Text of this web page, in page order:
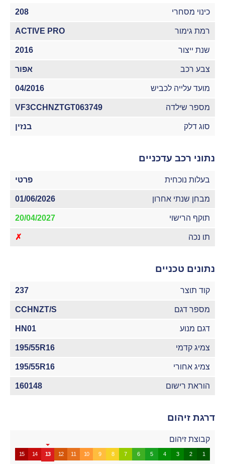
כינוי מסחרי 208
רמת גימור ACTIVE PRO
שנת ייצור 2016
צבע רכב אפור
מועד עלייה לכביש 04/2016
מספר שילדה VF3CCHNZTGT063749
סוג דלק בנזין
נתוני רכב עדכניים
בעלות נוכחית פרטי
מבחן שנתי אחרון 01/06/2026
תוקף הרישוי 20/04/2027
תו נכה ✗
נתונים טכניים
קוד תוצר 237
מספר דגם CCHNZT/S
דגם מנוע HN01
צמיג קדמי 195/55R16
צמיג אחורי 195/55R16
הוראת רישום 160148
דרגת זיהום
קבוצת זיהום
1
2
3
4
5
6
7
8
9
10
11
12
13
14
15